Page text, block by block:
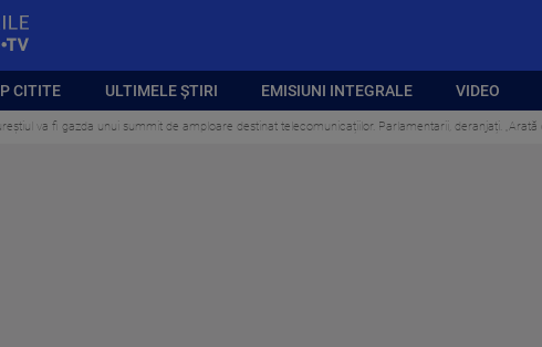
CITITE ULTIMELE ȘTIRI EMISIUNI INTEGRALE VIDEO
va fi gazda unui summit de amploare destinat telecomunicațiilor. Parlamentarii, deranjați. „Arată